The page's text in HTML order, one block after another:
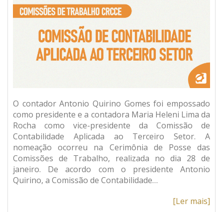
O contador Antonio Quirino Gomes foi empossado
como presidente e a contadora Maria Heleni Lima da
Rocha como vice-presidente da Comissão de
Contabilidade Aplicada ao Terceiro Setor. A
nomeação ocorreu na Cerimônia de Posse das
Comissões de Trabalho, realizada no dia 28 de
janeiro. De acordo com o presidente Antonio
Quirino, a Comissão de Contabilidade…
[Ler mais]